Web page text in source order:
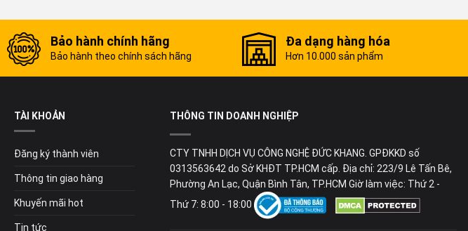
Bảo hành chính hãng
Bảo hành theo chính sách hãng
Đa dạng hàng hóa
Hơn 10.000 sản phẩm
TÀI KHOẢN
Đăng ký thành viên
Thông tin giao hàng
Khuyến mãi hot
Tin tức
THÔNG TIN DOANH NGHIỆP
CTY TNHH DỊCH VỤ CÔNG NGHỆ ĐỨC KHANG. GPĐKKD số
0313563642 do Sở KHĐT TP.HCM cấp. Địa chỉ: 223/9 Lê Tấn Bê,
Phường An Lạc, Quận Bình Tân, TP.HCM Giờ làm việc: Thứ 2 -
Thứ 7: 8:00 - 18:00